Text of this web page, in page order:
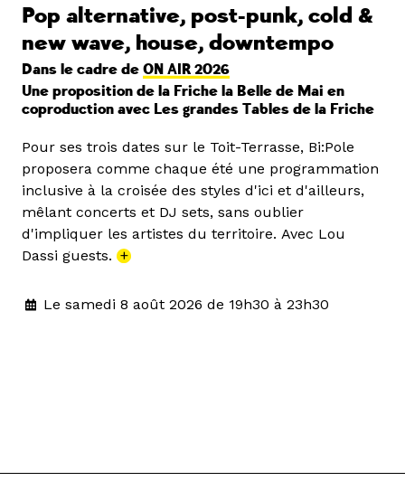
Pop alternative, post-punk, cold &
new wave, house, downtempo
Dans le cadre de ON AIR 2026
Une proposition de la Friche la Belle de Mai en
coproduction avec Les grandes Tables de la Friche
Pour ses trois dates sur le Toit-Terrasse, Bi:Pole
proposera comme chaque été une programmation
inclusive à la croisée des styles d'ici et d'ailleurs,
mêlant concerts et DJ sets, sans oublier
d'impliquer les artistes du territoire. Avec Lou
Dassi guests. +
Le samedi 8 août 2026 de 19h30 à 23h30